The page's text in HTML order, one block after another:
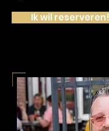
Ik wil reserveren!